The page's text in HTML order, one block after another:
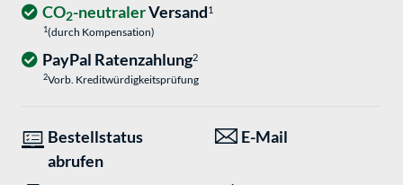
CO2-neutralerVersand1
1(durch Kompensation)
PayPal Ratenzahlung2
2Vorb. Kreditwürdigkeitsprüfung
Bestellstatus
abrufen
E-Mail